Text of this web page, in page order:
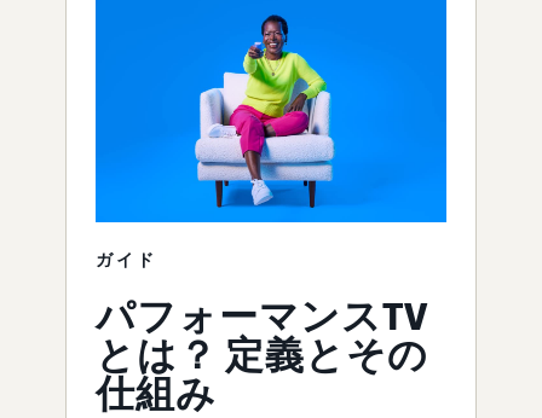
ガイド
パフォーマンスTV
とは？ 定義とその
仕組み